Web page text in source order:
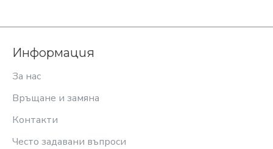
Информация
За нас
Връщане и замяна
Контакти
Често задавани въпроси